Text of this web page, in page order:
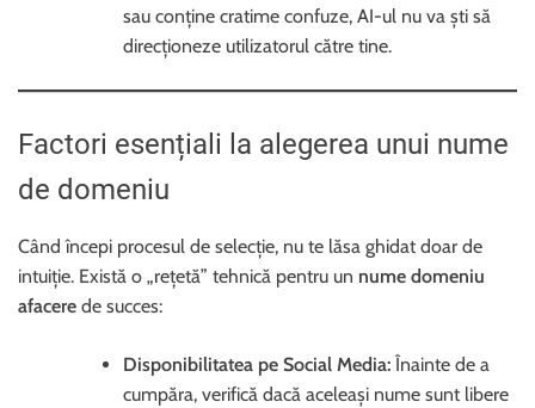
sau conține cratime confuze, AI-ul nu va ști să
direcționeze utilizatorul către tine.
Factori esențiali la alegerea unui nume
de domeniu
Când începi procesul de selecție, nu te lăsa ghidat doar de
intuiție. Există o „rețetă” tehnică pentru un nume domeniu
afacere de succes:
Disponibilitatea pe Social Media: Înainte de a
cumpăra, verifică dacă aceleași nume sunt libere